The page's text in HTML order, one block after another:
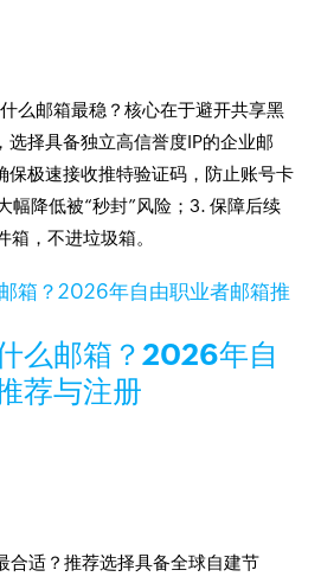
么邮箱最稳？核心在于避开共享黑
选择具备独立高信誉度IP的企业邮
保极速接收推特验证码，防止账号卡
幅降低被“秒封”风险；3. 保障后续
箱，不进垃圾箱。
么邮箱？2026年自
荐与注册
合适？推荐选择具备全球自建节